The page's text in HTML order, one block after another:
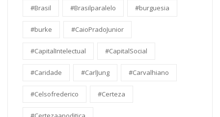
#Brasil #Brasilparalelo #burguesia
#burke #CaioPradoJunior
#CapitalIntelectual #CapitalSocial
#Caridade #CarlJung #Carvalhiano
#Celsofrederico #Certeza